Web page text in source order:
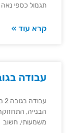
תגמול כספי
קרא עוד »
עבודה בגובה
הבנייה,
משמעותי, חשוב